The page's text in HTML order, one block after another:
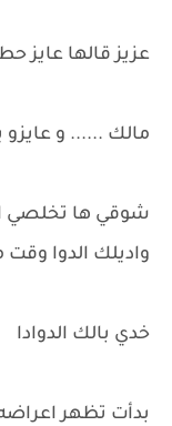
عزيز قالها عايز
مالك ...... و عايزو
شوقي ها تخلصي
واديلك الدوا وقت
خدي بالك الدوادا
بدأت تظهر